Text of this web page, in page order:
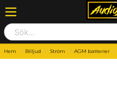
Hem Billjud Ström AGM batterier